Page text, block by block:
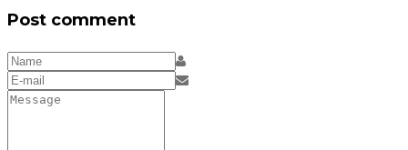
Post comment